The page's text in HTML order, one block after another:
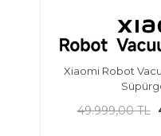
Xiaomi Robot
49.999,00 TL